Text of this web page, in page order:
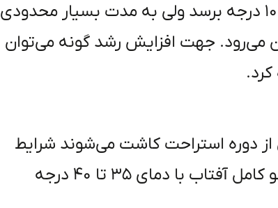
نباید در فصل خواب خاک مرطوب و دما به زیر ۱۰ درجه برسد ولی به مدت بسیار محدودی
از بین می‌رود. جهت افزایش رشد گونه می‌توان
دوره استراحت کاشت می‌شوند شرایط
جوانه زنی برای این بذر رطوبت بالا ۹۰ درصد و نو کامل آفتاب با دمای ۳۵ تا ۴۰ درجه